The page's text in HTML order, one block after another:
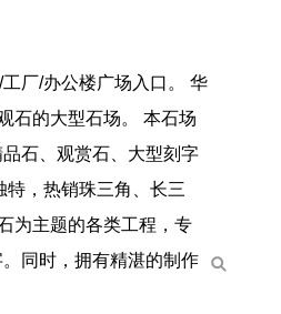
厂/办公楼广场入口。 华
石的大型石场。 本石场
石、观赏石、大型刻字
，热销珠三角、长三
为主题的各类工程，专
同时，拥有精湛的制作